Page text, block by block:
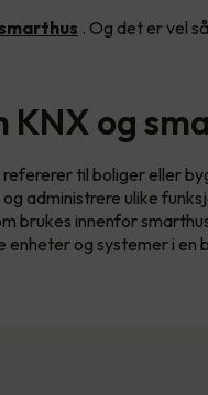
. Og det er vel
og
til boliger eller
administrere ulike
brukes innenfor
enheter og systemer i en